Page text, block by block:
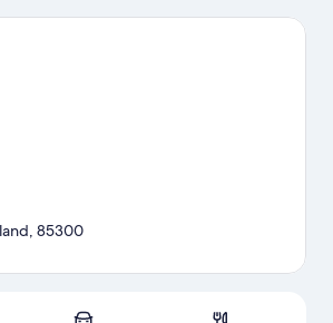
Psalidi o a Parque acuático Lido
Mapa
85300